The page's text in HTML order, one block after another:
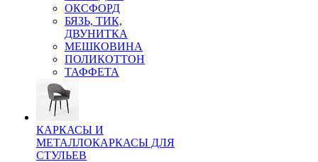
ОКСФОРД
БЯЗЬ, ТИК,
ДВУНИТКА
МЕШКОВИНА
ПОЛИКОТТОН
ТАФФЕТА
КАРКАСЫ И
МЕТАЛЛОКАРКАСЫ ДЛЯ
СТУЛЬЕВ